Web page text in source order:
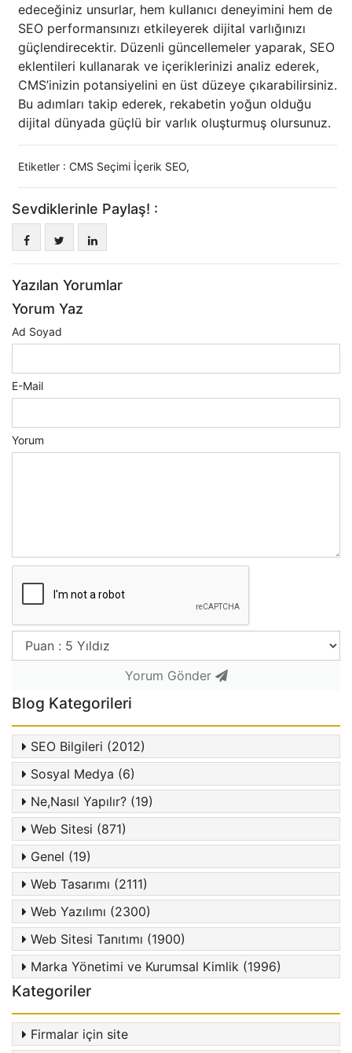
edeceğiniz unsurlar, hem kullanıcı deneyimini hem de
SEO performansınızı etkileyerek dijital varlığınızı
güçlendirecektir. Düzenli güncellemeler yaparak, SEO
eklentileri kullanarak ve içeriklerinizi analiz ederek,
CMS’inizin potansiyelini en üst düzeye çıkarabilirsiniz.
Bu adımları takip ederek, rekabetin yoğun olduğu
dijital dünyada güçlü bir varlık oluşturmuş olursunuz.
Etiketler : CMS Seçimi İçerik SEO,
Sevdiklerinle Paylaş! :
Yazılan Yorumlar
Yorum Yaz
Ad Soyad
E-Mail
Yorum
Yorum Gönder
Blog Kategorileri
SEO Bilgileri (2012)
Sosyal Medya (6)
Ne,Nasıl Yapılır? (19)
Web Sitesi (871)
Genel (19)
Web Tasarımı (2111)
Web Yazılımı (2300)
Web Sitesi Tanıtımı (1900)
Marka Yönetimi ve Kurumsal Kimlik (1996)
Kategoriler
Firmalar için site